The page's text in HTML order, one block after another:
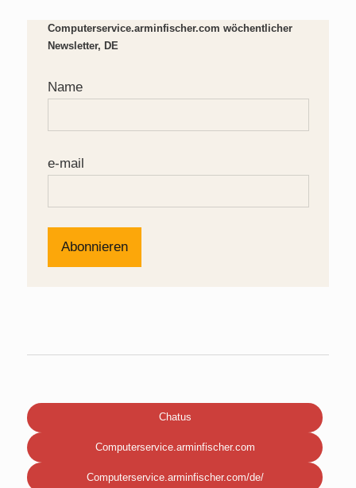
Computerservice.arminfischer.com wöchentlicher
Newsletter, DE
Name
e-mail
Chatus
Computerservice.arminfischer.com
Computerservice.arminfischer.com/de/